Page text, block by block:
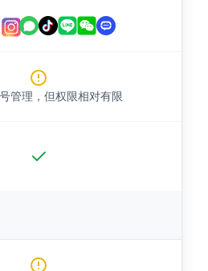
管理，但权限相对有限